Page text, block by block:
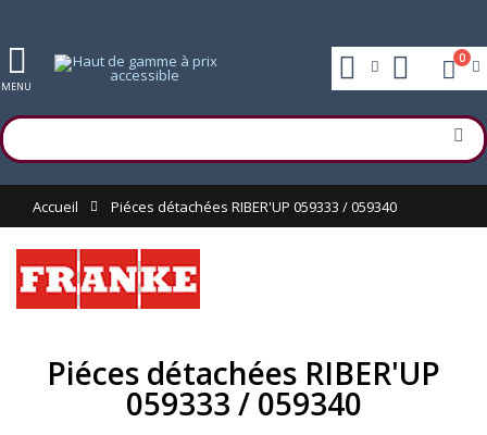
MENU
0
Accueil Piéces détachées RIBER'UP 059333 / 059340
Piéces détachées RIBER'UP
059333 / 059340